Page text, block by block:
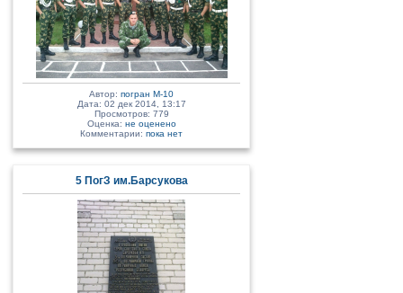
Автор: погран М-10
Дата: 02 дек 2014, 13:17
Просмотров: 779
Оценка: не оценено
Комментарии: пока нет
5 ПогЗ им.Барсукова